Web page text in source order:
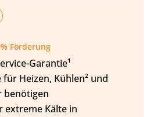
Förderung
Garantie¹
für Heizen, Kühlen² und
benötigen
extreme Kälte in